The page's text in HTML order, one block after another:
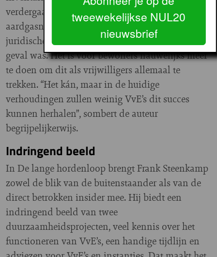
verdergaande isolatie en afkoppeling van het
aardgasnet in beide gebouwen. De financiële en
juridische horden worden nog hoger dan al het
geval was. Het is voor bewoners nauwelijks meer
te doen om dit als vrijwilligers allemaal te
trekken. “Het kán, maar in de huidige
verhoudingen zullen weinig VvE’s dit succes
kunnen herhalen”, sombert de auteur
begrijpelijkerwijs.
Indringend beeld
In De lange hordenloop brengt Frank Steenkamp
zowel de blik van de buitenstaander als van de
direct betrokken insider mee. Hij biedt een
indringend beeld van twee
duurzaamheidsprojecten, veel kennis over het
functioneren van VvE’s, een handige tijdlijn en
tweewekelijkse NUL20
nieuwsbrief